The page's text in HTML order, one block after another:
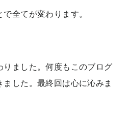
全てが変わります。
ました。何度もこのブログ
した。最終回は心に沁みま